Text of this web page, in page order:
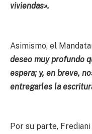
viviendas».
Asimismo, el
deseo muy profundo
espera; y, en breve,
entregarles la
Por su parte,